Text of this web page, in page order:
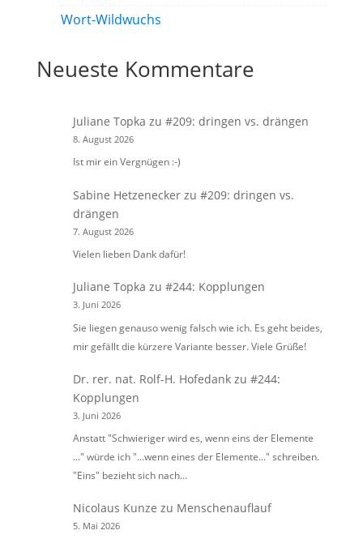
Wort-Wildwuchs
Neueste Kommentare
Juliane Topka zu#209: dringen vs. drängen
8. August 2026
Ist mir ein Vergnügen :-)
Sabine Hetzenecker zu#209: dringen vs.
drängen
7. August 2026
Vielen lieben Dank dafür!
Juliane Topka zu#244: Kopplungen
3. Juni 2026
Sie liegen genauso wenig falsch wie ich. Es geht beides,
mir gefällt die kürzere Variante besser. Viele Grüße!
Dr. rer. nat. Rolf-H. Hofedank zu#244:
Kopplungen
3. Juni 2026
Anstatt "Schwieriger wird es, wenn eins der Elemente
..." würde ich "...wenn eines der Elemente..." schreiben.
"Eins" bezieht sich nach…
Nicolaus Kunze zu Menschenauflauf
5. Mai 2026